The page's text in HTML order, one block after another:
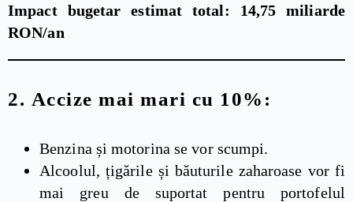
Impact bugetar estimat total: 14,75 miliarde
RON/an
2. Accize mai mari cu 10%:
Benzina și motorina se vor scumpi.
Alcoolul, țigările și băuturile zaharoase vor fi
mai greu de suportat pentru portofelul